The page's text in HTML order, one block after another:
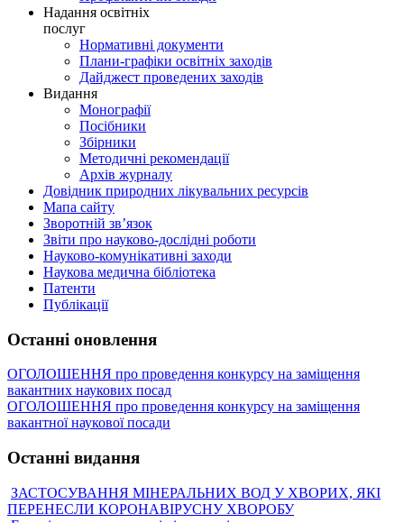
Надання освітніх
послуг
Нормативні документи
Плани-графіки освітніх заходів
Дайджест проведених заходів
Видання
Монографії
Посібники
Збірники
Методичні рекомендації
Архів журналу
Довідник природних лікувальних ресурсів
Мапа сайту
Зворотній зв’язок
Звіти про науково-дослідні роботи
Науково-комунікативні заходи
Наукова медична бібліотека
Патенти
Публікації
Останні оновлення
ОГОЛОШЕННЯ про проведення конкурсу на заміщення
вакантних наукових посад
ОГОЛОШЕННЯ про проведення конкурсу на заміщення
вакантної наукової посади
Останні видання
ЗАСТОСУВАННЯ МІНЕРАЛЬНИХ ВОД У ХВОРИХ, ЯКІ
ПЕРЕНЕСЛИ КОРОНАВІРУСНУ ХВОРОБУ